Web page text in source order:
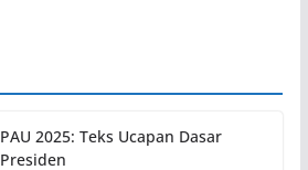
PAU 2025: Teks Ucapan Dasar
Presiden